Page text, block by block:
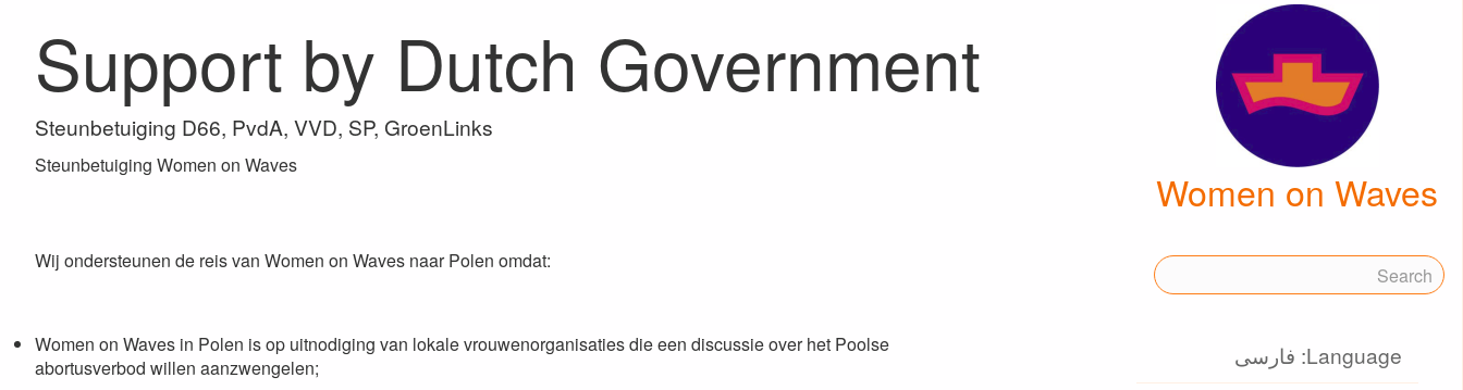
Women on Waves
Language: فارسی
Support by Dutch Government
Steunbetuiging D66, PvdA, VVD, SP, GroenLinks
Steunbetuiging Women on Waves
Wij ondersteunen de reis van Women on Waves naar Polen omdat:
Women on Waves in Polen is op uitnodiging van lokale vrouwenorganisaties die een discussie over het Poolse
abortusverbod willen aanzwengelen;